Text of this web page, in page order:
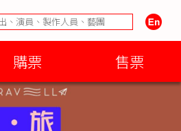
購票 售票